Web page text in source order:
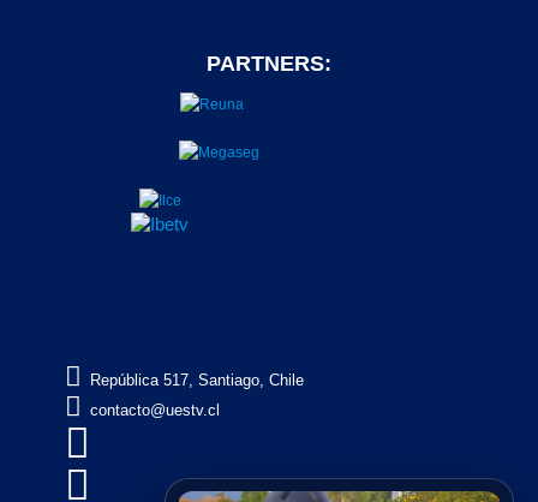
PARTNERS:
 República 517, Santiago, Chile
 contacto@uestv.cl

